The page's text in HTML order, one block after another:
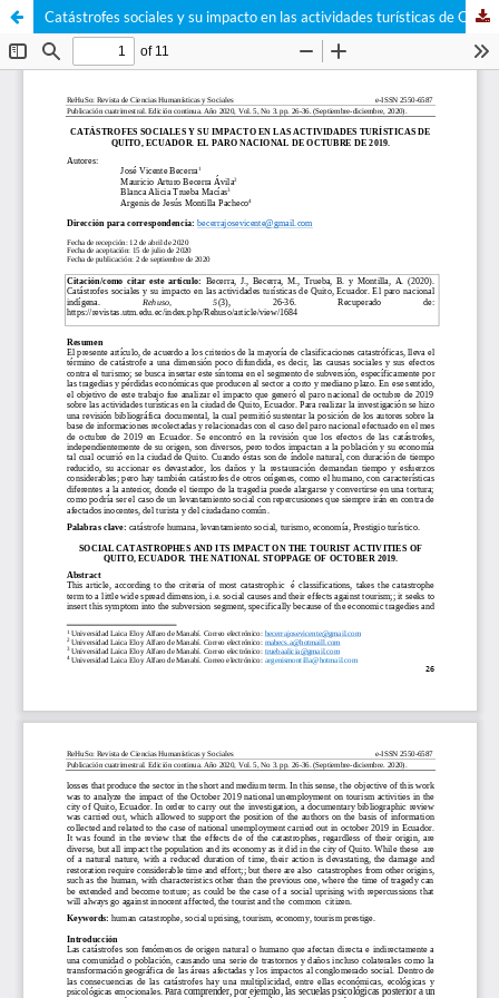
Catástrofes sociales y su impacto en las actividades turísticas de Quito, Ecuador. El paro nacional indígena.El paro nacional de octubre de 2019